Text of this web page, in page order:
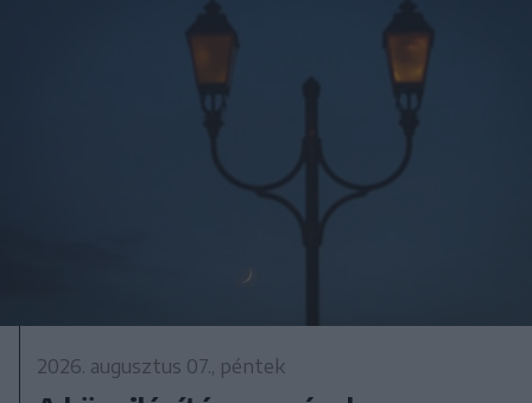
2026. augusztus 07., péntek